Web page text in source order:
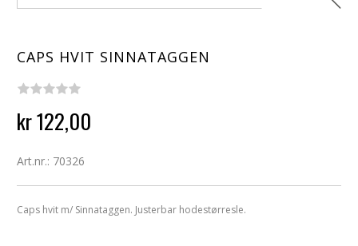
CAPS HVIT SINNATAGGEN
kr 122,00
Art.nr.: 70326
Caps hvit m/ Sinnataggen. Justerbar hodestørresle.